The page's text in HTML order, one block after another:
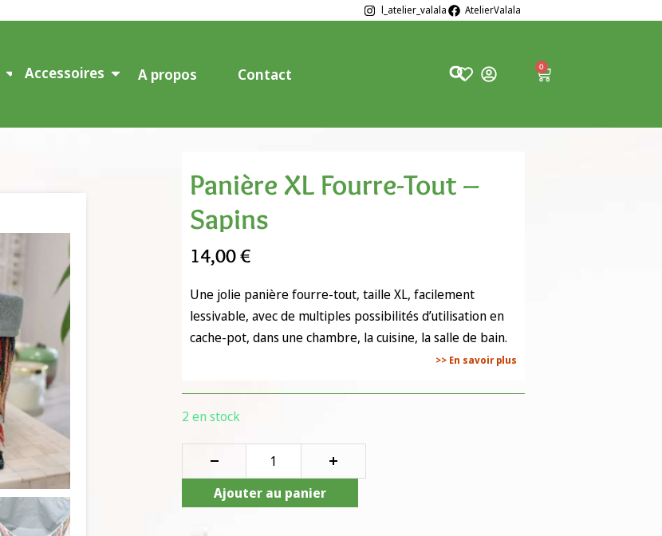
l_atelier_valala AtelierValala
Accessoires A propos Contact 0
Panière XL Fourre-Tout –
Sapins
14,00€
Une jolie panière fourre-tout, taille XL, facilement
lessivable, avec de multiples possibilités d’utilisation en
cache-pot, dans une chambre, la cuisine, la salle de bain.
>> En savoir plus
2 en stock
Ajouter au panier